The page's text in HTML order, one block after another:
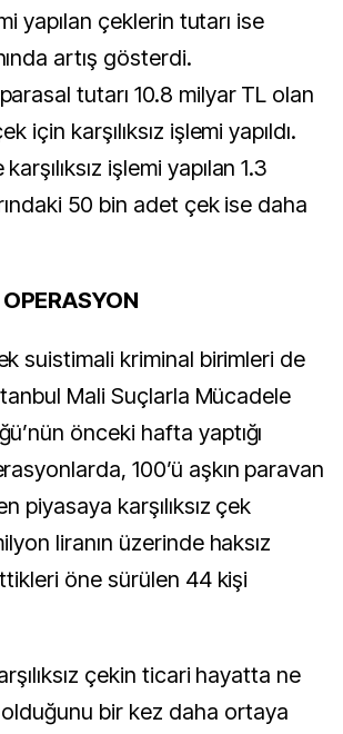
yapılan çeklerin tutarı ise
artış gösterdi.
tutarı 10.8 milyar TL olan
için karşılıksız işlemi yapıldı.
işlemi yapılan 1.3
50 bin adet çek ise daha
suistimali kriminal birimleri de
Mali Suçlarla Mücadele
önceki hafta yaptığı
100’ü aşkın paravan
piyasaya karşılıksız çek
liranın üzerinde haksız
öne sürülen 44 kişi
çekin ticari hayatta ne
bir kez daha ortaya